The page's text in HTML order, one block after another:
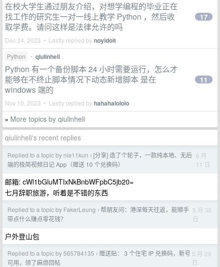
在校大学生通过朋友介绍，对想学编程的毕业正在
找工作的研究生一对一线上教学 Python ，然后收
取学费。请问这样是法律允许的吗
Dec 24, 2023 • Lastly replied bynoyidoit
17
Python • qiulinheli
Python 有一个备份脚本 24 小时需要运行，怎么才
能够在不终止脚本情况下动态新增脚本 是在
windows 端的
Nov 10, 2023 • Lastly replied byhahahalololo
11
» More topics by qiulinheli
qiulinheli's recent replies
Replied to a topic by nie11kun › [分享] 造了个轮子，一款纯本地、无后
端的极简视频日记 App（赠送 10 个兑换码）
6 月
11 日
邮箱: cWl1bGluMTIxNkBnbWFpbC5jb20=
七月辞职旅游，听着是不错的东西
Replied to a topic by FakerLeung › 帮朋友问：港深每天往返，能顺手
带点什么赚点零花钱？
5 月 30
日
户外登山包
Replied to a topic by 565784135 › 赠送贴： 3 个住宅 IP 兑换码，新号
可用，领了麻烦回帖
5 月 29
日